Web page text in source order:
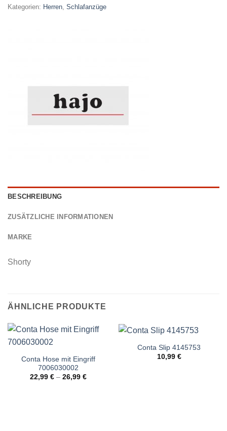
Kategorien: Herren Schlafanzüge
BESCHREIBUNG
ZUSÄTZLICHE INFORMATIONEN
MARKE
Shorty
ÄHNLICHE PRODUKTE
Conta Hose mit Eingriff
7006030002
22,99 €– 26,99 €
Conta Slip 4145753
10,99 €